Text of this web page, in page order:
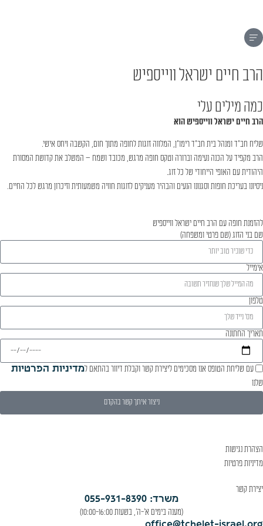
הרב חיים ישראל ווייספיש
כמה מילים עלי
הרב חיים ישראל ווייספיש הוא
שליח חב״ד ומנהל בית חב״ד רימו"ן, המלווה זוגות לחופה מתוך חום, הקשבה ויחס אישי.
הרב מקפיד על הכנה נעימה וברורה וטקס חופה מרגש, מכובד ושמח – המשלב את קדושת המסורת
היהודית עם האופי הייחודי של כל זוג.
ניסיונו בעריכת חופות וסגנונו הנעים והבהיר מעניקים לזוגות חוויה משמעותית וזיכרון מרגש לכל החיים.
להזמנת חופה עם הרב חיים ישראל ווייספיש
שם בני הזוג (שם פרטי ומשפחה)
אימייל
טלפון
תאריך החתונה
עם שליחת הטופס אנו מסכימים ליצירת קשר וקבלת דיוור בהתאם למדיניות הפרטיות
שלנו
ניצור איתך קשר בהקדם
הצהרת נגישות
מדיניות פרטיות
יצירת קשר
משרד: 055-931-8390
(מענה בימים א'-ה', בשעות 10:00-16:00)